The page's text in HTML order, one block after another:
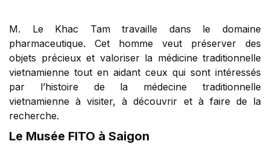
M. Le Khac Tam travaille dans le domaine
pharmaceutique. Cet homme veut préserver des
objets précieux et valoriser la médicine traditionnelle
vietnamienne tout en aidant ceux qui sont intéressés
par l’histoire de la médecine traditionnelle
vietnamienne à visiter, à découvrir et à faire de la
recherche.
Le Musée FITO à Saigon